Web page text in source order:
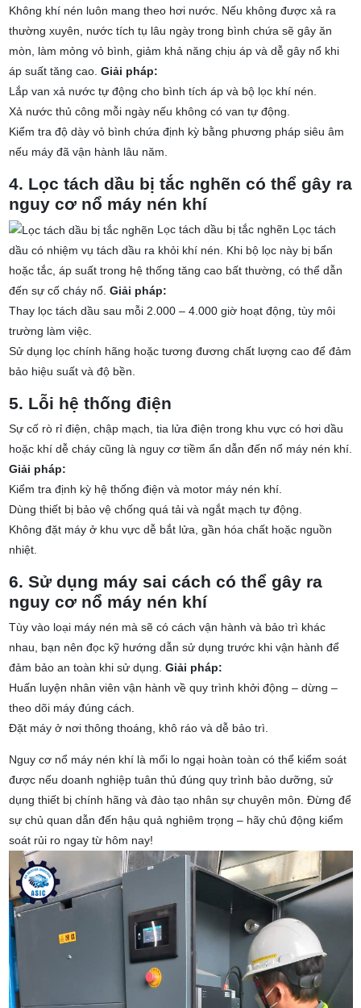
Không khí nén luôn mang theo hơi nước. Nếu không được xả ra
thường xuyên, nước tích tụ lâu ngày trong bình chứa sẽ gây ăn
mòn, làm mỏng vỏ bình, giảm khả năng chịu áp và dễ gây nổ khi
áp suất tăng cao. Giải pháp:
Lắp van xả nước tự động cho bình tích áp và bộ lọc khí nén.
Xả nước thủ công mỗi ngày nếu không có van tự động.
Kiểm tra độ dày vỏ bình chứa định kỳ bằng phương pháp siêu âm
nếu máy đã vận hành lâu năm.
4. Lọc tách dầu bị tắc nghẽn có thể gây ra
nguy cơ nổ máy nén khí
Lọc tách dầu bị tắc nghẽn Lọc tách
dầu có nhiệm vụ tách dầu ra khỏi khí nén. Khi bộ lọc này bị bẩn
hoặc tắc, áp suất trong hệ thống tăng cao bất thường, có thể dẫn
đến sự cố cháy nổ. Giải pháp:
Thay lọc tách dầu sau mỗi 2.000 – 4.000 giờ hoạt động, tùy môi
trường làm việc.
Sử dụng lọc chính hãng hoặc tương đương chất lượng cao để đảm
bảo hiệu suất và độ bền.
5. Lỗi hệ thống điện
Sự cố rò rỉ điện, chập mạch, tia lửa điện trong khu vực có hơi dầu
hoặc khí dễ cháy cũng là nguy cơ tiềm ẩn dẫn đến nổ máy nén khí.
Giải pháp:
Kiểm tra định kỳ hệ thống điện và motor máy nén khí.
Dùng thiết bị bảo vệ chống quá tải và ngắt mạch tự động.
Không đặt máy ở khu vực dễ bắt lửa, gần hóa chất hoặc nguồn
nhiệt.
6. Sử dụng máy sai cách có thể gây ra
nguy cơ nổ máy nén khí
Tùy vào loại máy nén mà sẽ có cách vận hành và bảo trì khác
nhau, bạn nên đọc kỹ hướng dẫn sử dụng trước khi vận hành để
đảm bảo an toàn khi sử dụng. Giải pháp:
Huấn luyện nhân viên vận hành về quy trình khởi động – dừng –
theo dõi máy đúng cách.
Đặt máy ở nơi thông thoáng, khô ráo và dễ bảo trì.
Nguy cơ nổ máy nén khí là mối lo ngại hoàn toàn có thể kiểm soát
được nếu doanh nghiệp tuân thủ đúng quy trình bảo dưỡng, sử
dụng thiết bị chính hãng và đào tạo nhân sự chuyên môn. Đừng để
sự chủ quan dẫn đến hậu quả nghiêm trọng – hãy chủ động kiểm
soát rủi ro ngay từ hôm nay!